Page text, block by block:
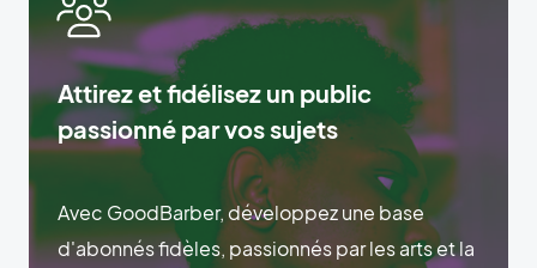
Attirez et fidélisez un public
passionné par vos sujets
Avec GoodBarber, développez une base
d'abonnés fidèles, passionnés par les arts et la